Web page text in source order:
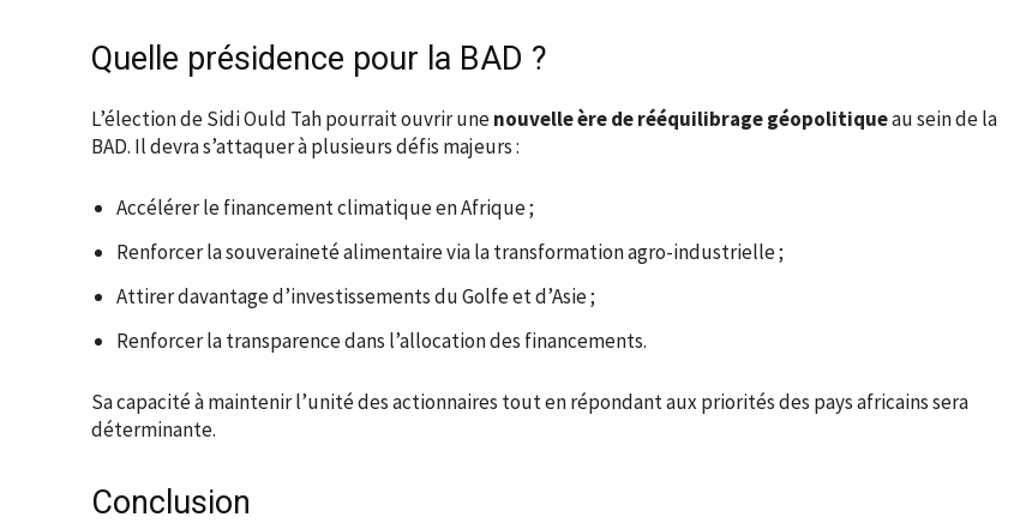
Quelle présidence pour la BAD ?
L’élection de Sidi Ould Tah pourrait ouvrir unenouvelle ère de rééquilibrage géopolitiqueau sein de la
BAD. Il devra s’attaquer à plusieurs défis majeurs :
Accélérer le financement climatique en Afrique ;
Renforcer la souveraineté alimentaire via la transformation agro-industrielle ;
Attirer davantage d’investissements du Golfe et d’Asie ;
Renforcer la transparence dans l’allocation des financements.
Sa capacité à maintenir l’unité des actionnaires tout en répondant aux priorités des pays africains sera
déterminante.
Conclusion